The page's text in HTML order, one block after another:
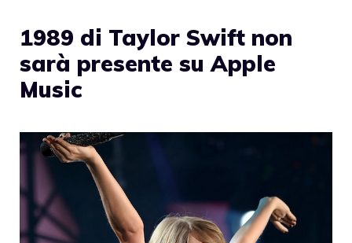
1989 di Taylor Swift non
sarà presente su Apple
Music